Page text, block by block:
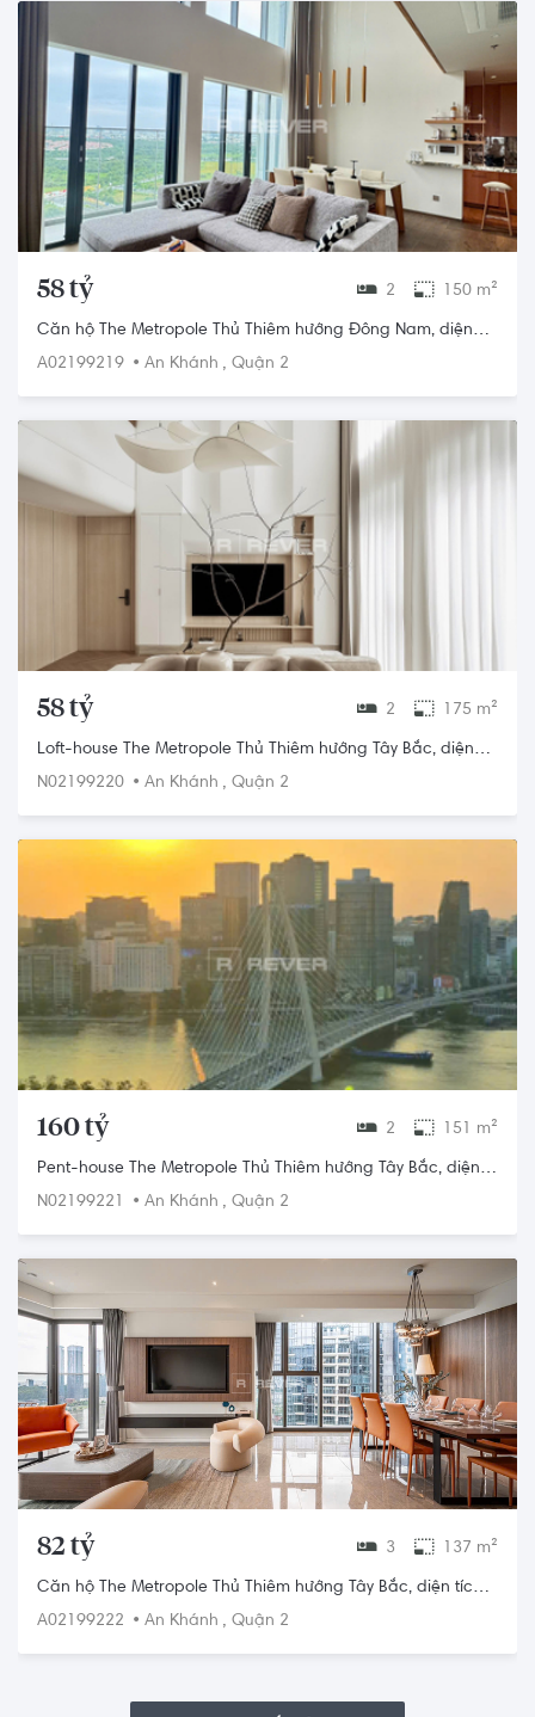
Căn hộ The Metropole Thủ Thiêm hướng Đông Nam, diện
tích 150m²
A02199219 • An Khánh , Quận 2
2 150 m²
58 tỷ
Loft-house The Metropole Thủ Thiêm hướng Tây Bắc, diện
tích 175m²
N02199220 • An Khánh , Quận 2
2 175 m²
58 tỷ
Pent-house The Metropole Thủ Thiêm hướng Tây Bắc, diện
tích 151m²
N02199221 • An Khánh , Quận 2
2 151 m²
160 tỷ
Căn hộ The Metropole Thủ Thiêm hướng Tây Bắc, diện tích
137m²
A02199222 • An Khánh , Quận 2
3 137 m²
82 tỷ